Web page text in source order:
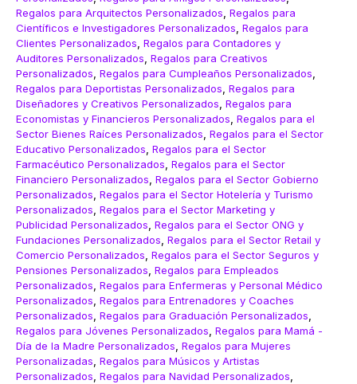
Regalos para Arquitectos Personalizados, Regalos para
Científicos e Investigadores Personalizados, Regalos para
Clientes Personalizados, Regalos para Contadores y
Auditores Personalizados, Regalos para Creativos
Personalizados, Regalos para Cumpleaños Personalizados,
Regalos para Deportistas Personalizados, Regalos para
Diseñadores y Creativos Personalizados, Regalos para
Economistas y Financieros Personalizados, Regalos para el
Sector Bienes Raíces Personalizados, Regalos para el Sector
Educativo Personalizados, Regalos para el Sector
Farmacéutico Personalizados, Regalos para el Sector
Financiero Personalizados, Regalos para el Sector Gobierno
Personalizados, Regalos para el Sector Hotelería y Turismo
Personalizados, Regalos para el Sector Marketing y
Publicidad Personalizados, Regalos para el Sector ONG y
Fundaciones Personalizados, Regalos para el Sector Retail y
Comercio Personalizados, Regalos para el Sector Seguros y
Pensiones Personalizados, Regalos para Empleados
Personalizados, Regalos para Enfermeras y Personal Médico
Personalizados, Regalos para Entrenadores y Coaches
Personalizados, Regalos para Graduación Personalizados,
Regalos para Jóvenes Personalizados, Regalos para Mamá -
Día de la Madre Personalizados, Regalos para Mujeres
Personalizadas, Regalos para Músicos y Artistas
Personalizados, Regalos para Navidad Personalizados,